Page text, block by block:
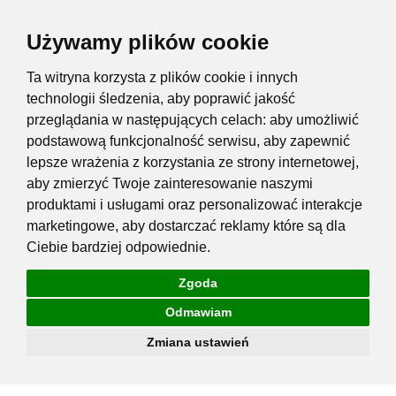
Używamy plików cookie
Ta witryna korzysta z plików cookie i innych
technologii śledzenia, aby poprawić jakość
przeglądania w następujących celach: aby umożliwić
podstawową funkcjonalność serwisu, aby zapewnić
lepsze wrażenia z korzystania ze strony internetowej,
aby zmierzyć Twoje zainteresowanie naszymi
produktami i usługami oraz personalizować interakcje
marketingowe, aby dostarczać reklamy które są dla
Ciebie bardziej odpowiednie.
Zgoda
Odmawiam
Zmiana ustawień